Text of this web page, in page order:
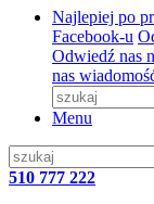
Najlepiej po
Facebook-u
Odwiedź nas
nas
Menu
510 777 222